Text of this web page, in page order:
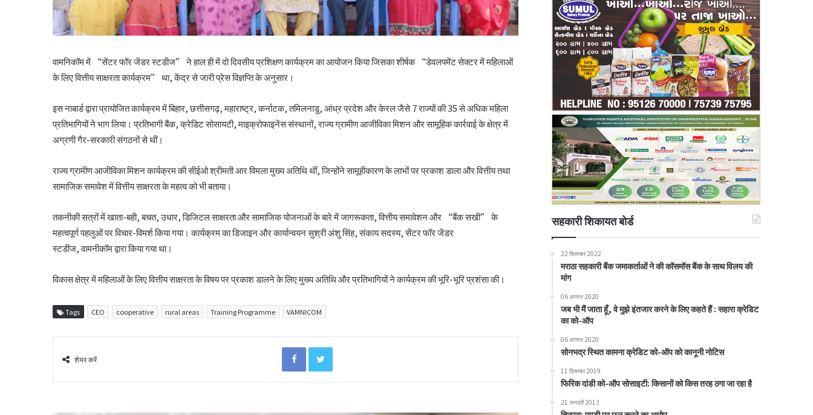
वामनिकॉम में “सेंटर फॉर जेंडर स्टडीज” ने हाल ही में दो दिवसीय प्रशिक्षण कार्यक्रम का आयोजन किया जिसका शीर्षक “डेवलपमेंट सेक्टर में महिलाओं
के लिए वित्तीय साक्षरता कार्यक्रम” था, केंद्र से जारी प्रेस विज्ञप्ति के अनुसार।
इस नाबार्ड द्वारा प्रायोजित कार्यक्रम में बिहार, छत्तीसगढ़, महाराष्ट्र, कर्नाटक, तमिलनाडु, आंध्र प्रदेश और केरल जैसे 7 राज्यों की 35 से अधिक महिला
प्रतिभागियों ने भाग लिया। प्रतिभागी बैंक, क्रेडिट सोसायटी, माइक्रोफाइनेंस संस्थानों, राज्य ग्रामीण आजीविका मिशन और सामूहिक कार्रवाई के क्षेत्र में
अग्रणी गैर-सरकारी संगठनों से थीं।
राज्य ग्रामीण आजीविका मिशन कार्यक्रम की सीईओ श्रीमती आर विमला मुख्य अतिथि थीं, जिन्होंने सामूहीकारण के लाभों पर प्रकाश डाला और वित्तीय तथा
सामाजिक समावेश में वित्तीय साक्षरता के महत्व को भी बताया।
तकनीकी सत्रों में खाता-बही, बचत, उधार, डिजिटल साक्षरता और सामाजिक योजनाओं के बारे में जागरूकता, वित्तीय समावेशन और “बैंक सखी” के
महत्वपूर्ण पहलुओं पर विचार-विमर्श किया गया। कार्यक्रम का डिजाइन और कार्यान्वयन सुश्री अंशु सिंह, संकाय सदस्य, सेंटर फॉर जेंडर
स्टडीज, वामनीकॉम द्वारा किया गया था।
विकास क्षेत्र में महिलाओं के लिए वित्तीय साक्षरता के विषय पर प्रकाश डालने के लिए मुख्य अतिथि और प्रतिभागियों ने कार्यक्रम की भूरि-भूरि प्रशंसा की।
Tags CEO cooperative rural areas Training Programme VAMNICOM
शेयर करें
FacebookTwitter
बिहार के मुख्यमंत्री ने की सहकारी बैंकिंग कार्यों की
समीक्षा
पीएम-किसान योजना के विस्तार का संघानी ने किया
स्वागत
अनघा सराफ आदित्य-अनघा मल्टीस्टेट की अध्यक्ष
निर्वाचित
ओडिशा के 29.5 लाख किसानों को मिला नैनो उर्वरकों
सहकारी शिकायत बोर्ड
22 सितम्बर 2022
मराठा सहकारी बैंक जमाकर्ताओं ने की कॉसमॉस बैंक के साथ विलय की
मांग
06 अगस्त 2020
जब भी मैं जाता हूँ, वे मुझे इंतजार करने के लिए कहते हैं : सहारा क्रेडिट
का को-ऑप
06 अगस्त 2020
सोनभद्र स्थित कामना क्रेडिट को-ऑप को कानूनी नोटिस
11 दिसम्बर 2019
फिरिक दांडी को-ऑप सोसाइटी: किसानों को किस तरह ठगा जा रहा है
21 जनवरी 2013